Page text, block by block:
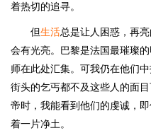
着热切的追寻。
但生活总是让人困惑，再
会有光亮。巴黎是法国最璀璨
师在此处汇集。可我仍在他们
街头的乞丐都不及这些人的面
帝时，我能看到他们的虔诚，
着一片净土。